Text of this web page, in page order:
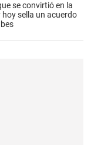
se convirtió en la
sella un acuerdo